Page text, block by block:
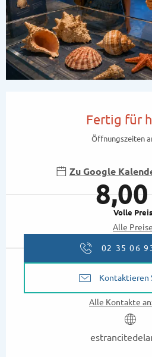
Fertig für
Öffnungszeiten
Zu Google
Volle Preis
Alle Preise
02 35 06
Kontaktieren
Alle Kontakte